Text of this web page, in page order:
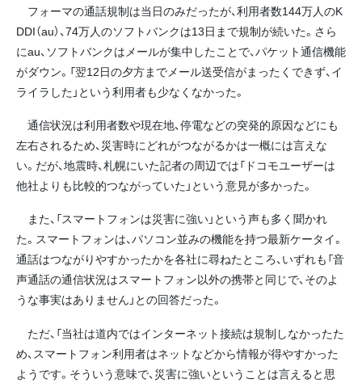
フォーマの通話規制は当日のみだったが、利用者数144万人のK
DDI（au）、74万人のソフトバンクは13日まで規制が続いた。さら
にau、ソフトバンクはメールが集中したことで、パケット通信機能
がダウン。「翌12日の夕方までメール送受信がまったくできず、イ
ライラした」という利用者も少なくなかった。
通信状況は利用者数や現在地、停電などの突発的原因などにも
左右されるため、災害時にどれがつながるかは一概には言えな
い。だが、地震時、札幌にいた記者の周辺では「ドコモユーザーは
他社よりも比較的つながっていた」という意見が多かった。
また、「スマートフォンは災害に強い」という声も多く聞かれ
た。スマートフォンは、パソコン並みの機能を持つ最新ケータイ。
通話はつながりやすかったかを各社に尋ねたところ、いずれも「音
声通話の通信状況はスマートフォン以外の携帯と同じで、そのよ
うな事実はありません」との回答だった。
ただ、「当社は道内ではインターネット接続は規制しなかったた
め、スマートフォン利用者はネットなどから情報が得やすかった
ようです。そういう意味で、災害に強いということは言えると思